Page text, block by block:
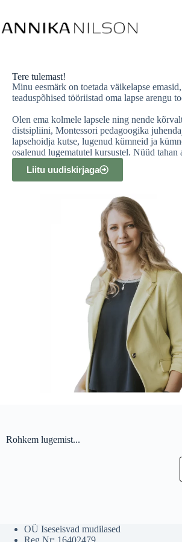
Tere tulemast!
Minu eesmärk on toetada väikelapse
teaduspõhised tööriistad oma lapse arengu
Olen ema kolmele lapsele ning nende
distsipliini, Montessori pedagoogika
lapsehoidja kutse, lugenud kümneid ja
osalenud lugematutel kursustel. Nüüd tahan
Liitu uudiskirjaga
Rohkem lugemist...
OÜ Iseseisvad mudilased